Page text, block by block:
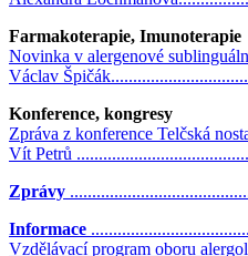
Farmakoterapie, Imunoterapie
Novinka v alergenové
Václav
Konference, kongresy
Zpráva z konference Telčská
Vít Petrů
Zprávy
Informace
Vzdělávací program oboru